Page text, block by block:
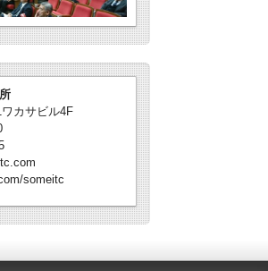
カサビル4F
someitc